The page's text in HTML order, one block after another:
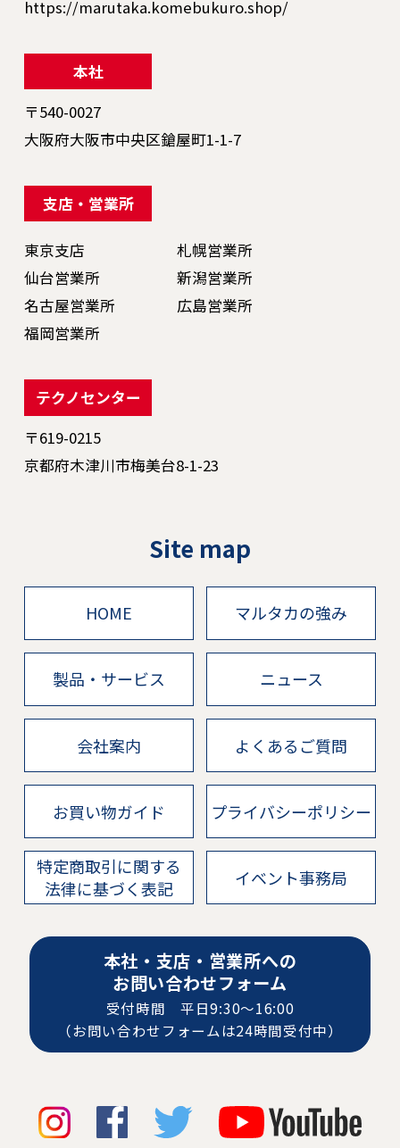
https://marutaka.komebukuro.shop/
本社
〒540-0027
大阪府大阪市中央区鎗屋町1-1-7
支店・営業所
東京支店
札幌営業所
仙台営業所
新潟営業所
名古屋営業所
広島営業所
福岡営業所
テクノセンター
〒619-0215
京都府木津川市梅美台8-1-23
Site map
HOME マルタカの強み
製品・サービス ニュース
会社案内 よくあるご質問
お買い物ガイド プライバシーポリシー
特定商取引に関する
法律に基づく表記
イベント事務局
本社・支店・営業所への
お問い合わせフォーム
受付時間 平日9:30〜16:00
（お問い合わせフォームは24時間受付中）